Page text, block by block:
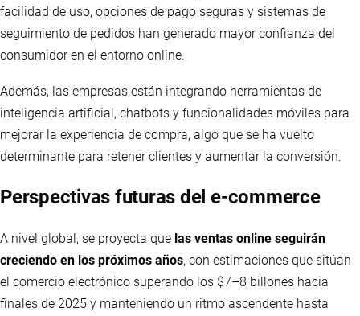
facilidad de uso, opciones de pago seguras y sistemas de
seguimiento de pedidos han generado mayor confianza del
consumidor en el entorno online.
Además, las empresas están integrando herramientas de
inteligencia artificial, chatbots y funcionalidades móviles para
mejorar la experiencia de compra, algo que se ha vuelto
determinante para retener clientes y aumentar la conversión.
Perspectivas futuras del e-commerce
A nivel global, se proyecta que las ventas online seguirán
creciendo en los próximos años, con estimaciones que sitúan
el comercio electrónico superando los $7–8 billones hacia
finales de 2025 y manteniendo un ritmo ascendente hasta